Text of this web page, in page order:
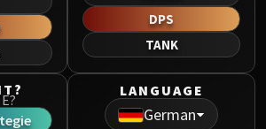
Norushen
Sha of Pride
Galakras
Iron Juggernaut
Kor'kron Dark Shaman
General Nazgrim
DPS
TANK
LANGUAGE
German